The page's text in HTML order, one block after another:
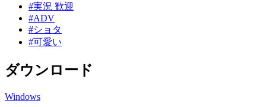
#実況 歓迎
#ADV
#ショタ
#可愛い
ダウンロード
Windows